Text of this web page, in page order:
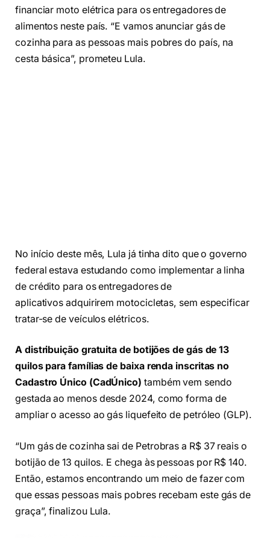
financiar moto elétrica para os entregadores de
alimentos neste país. “E vamos anunciar gás de
cozinha para as pessoas mais pobres do país, na
cesta básica”, prometeu Lula.
No início deste mês, Lula já tinha dito que o governo
federal estava estudando como implementar a linha
de crédito para os entregadores de
aplicativos adquirirem motocicletas, sem especificar
tratar-se de veículos elétricos.
A distribuição gratuita de botijões de gás de 13
quilos para famílias de baixa renda inscritas no
Cadastro Único (CadÚnico) também vem sendo
gestada ao menos desde 2024, como forma de
ampliar o acesso ao gás liquefeito de petróleo (GLP).
“Um gás de cozinha sai de Petrobras a R$ 37 reais o
botijão de 13 quilos. E chega às pessoas por R$ 140.
Então, estamos encontrando um meio de fazer com
que essas pessoas mais pobres recebam este gás de
graça”, finalizou Lula.